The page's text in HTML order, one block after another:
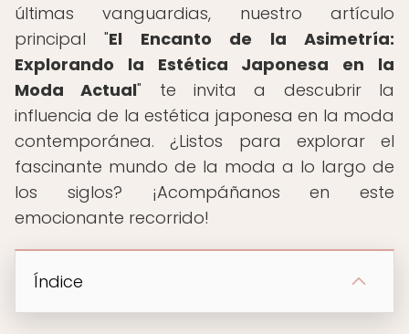
últimas vanguardias, nuestro artículo
principal "El Encanto de la Asimetría:
Explorando la Estética Japonesa en la
Moda Actual" te invita a descubrir la
influencia de la estética japonesa en la moda
contemporánea. ¿Listos para explorar el
fascinante mundo de la moda a lo largo de
los siglos? ¡Acompáñanos en este
emocionante recorrido!
Índice